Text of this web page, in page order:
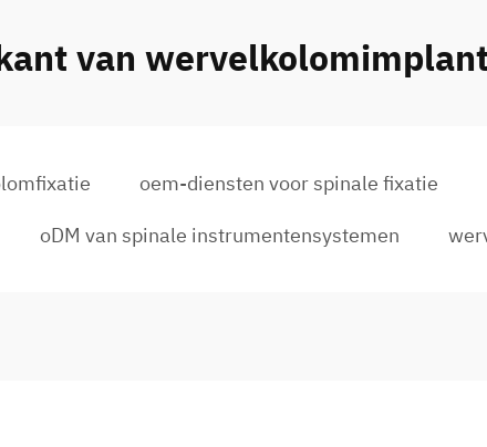
van
oem-diensten voor spinale fixatie
oDM van spinale instrumentensystemen